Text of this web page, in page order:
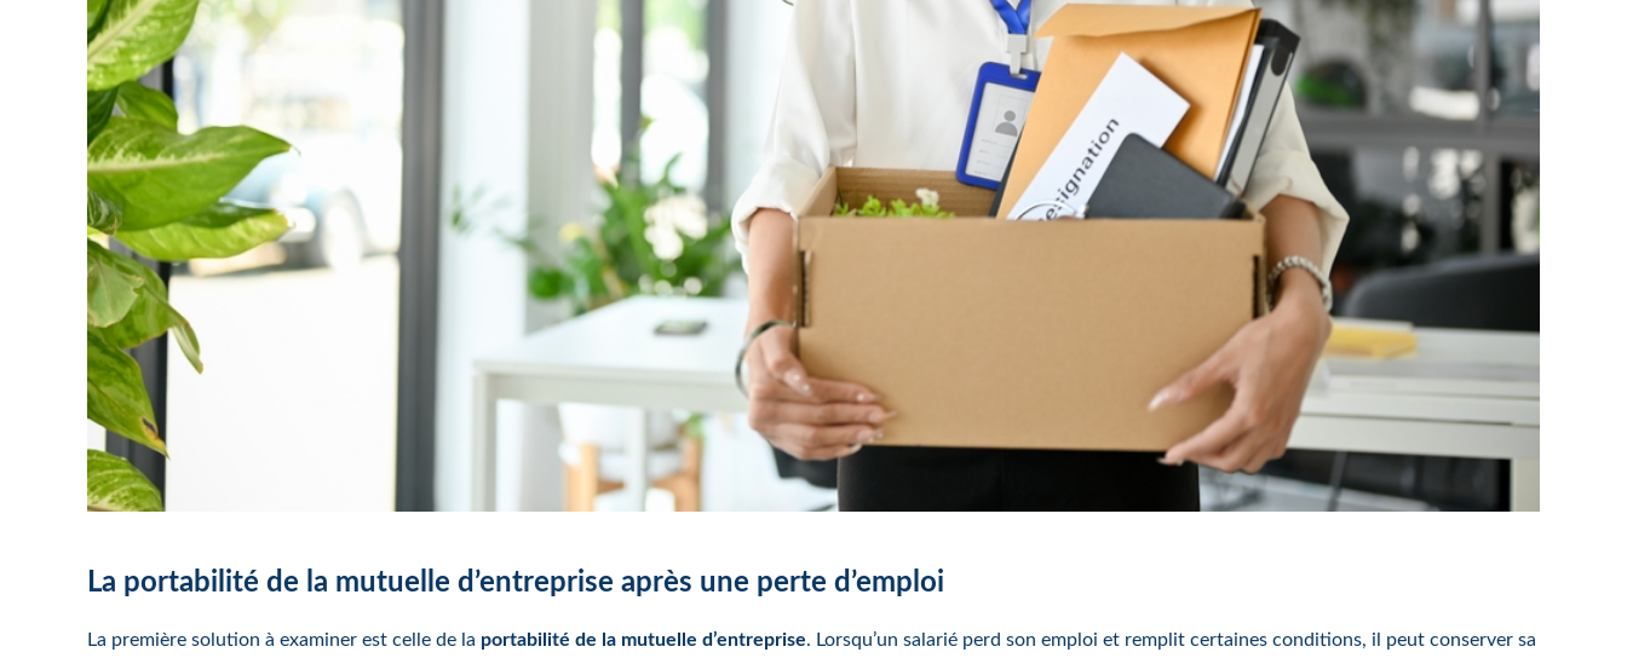
La portabilité de la mutuelle d’entreprise après une perte d’emploi
La première solution à examiner est celle de la portabilité de la mutuelle d’entreprise. Lorsqu’un salarié perd son emploi et remplit certaines conditions, il peut conserver sa